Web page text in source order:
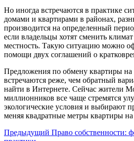
Но иногда встречаются в практике
домами и квартирами в районах,
производится на определенный
если владельцы хотят сменить
местность. Такую ситуацию можно
помощи двух соглашений о
Предложения по обмену квартиры
встречаются реже, чем обратный
найти в Интернете. Сейчас жители
миллионников все чаще стремятся
экологические условия и выбирают
меняя квадратные метры квартиры
Навигация
Предыдущий Предыдущий
Право собственности: